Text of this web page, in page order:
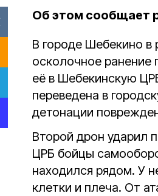
Об этом сообщает
В городе Шебекино в
осколочное
её в Шебекинскую
переведена в
детонации
Второй дрон ударил
ЦРБ бойцы
находился рядом. У
клетки и плеча. От